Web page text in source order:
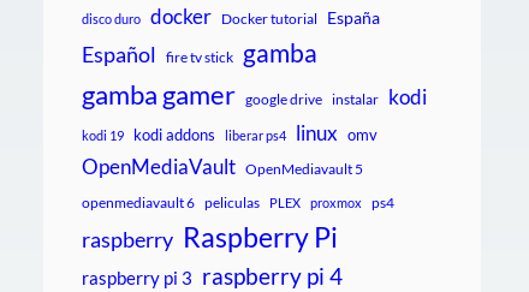
disco duro docker Docker tutorial España
Español fire tv stick gamba
gamba gamer google drive instalar kodi
kodi 19 kodi addons liberar ps4 linux omv
OpenMediaVault OpenMediavault 5
openmediavault 6 peliculas PLEX proxmox ps4
raspberry Raspberry Pi
raspberry pi 3 raspberry pi 4